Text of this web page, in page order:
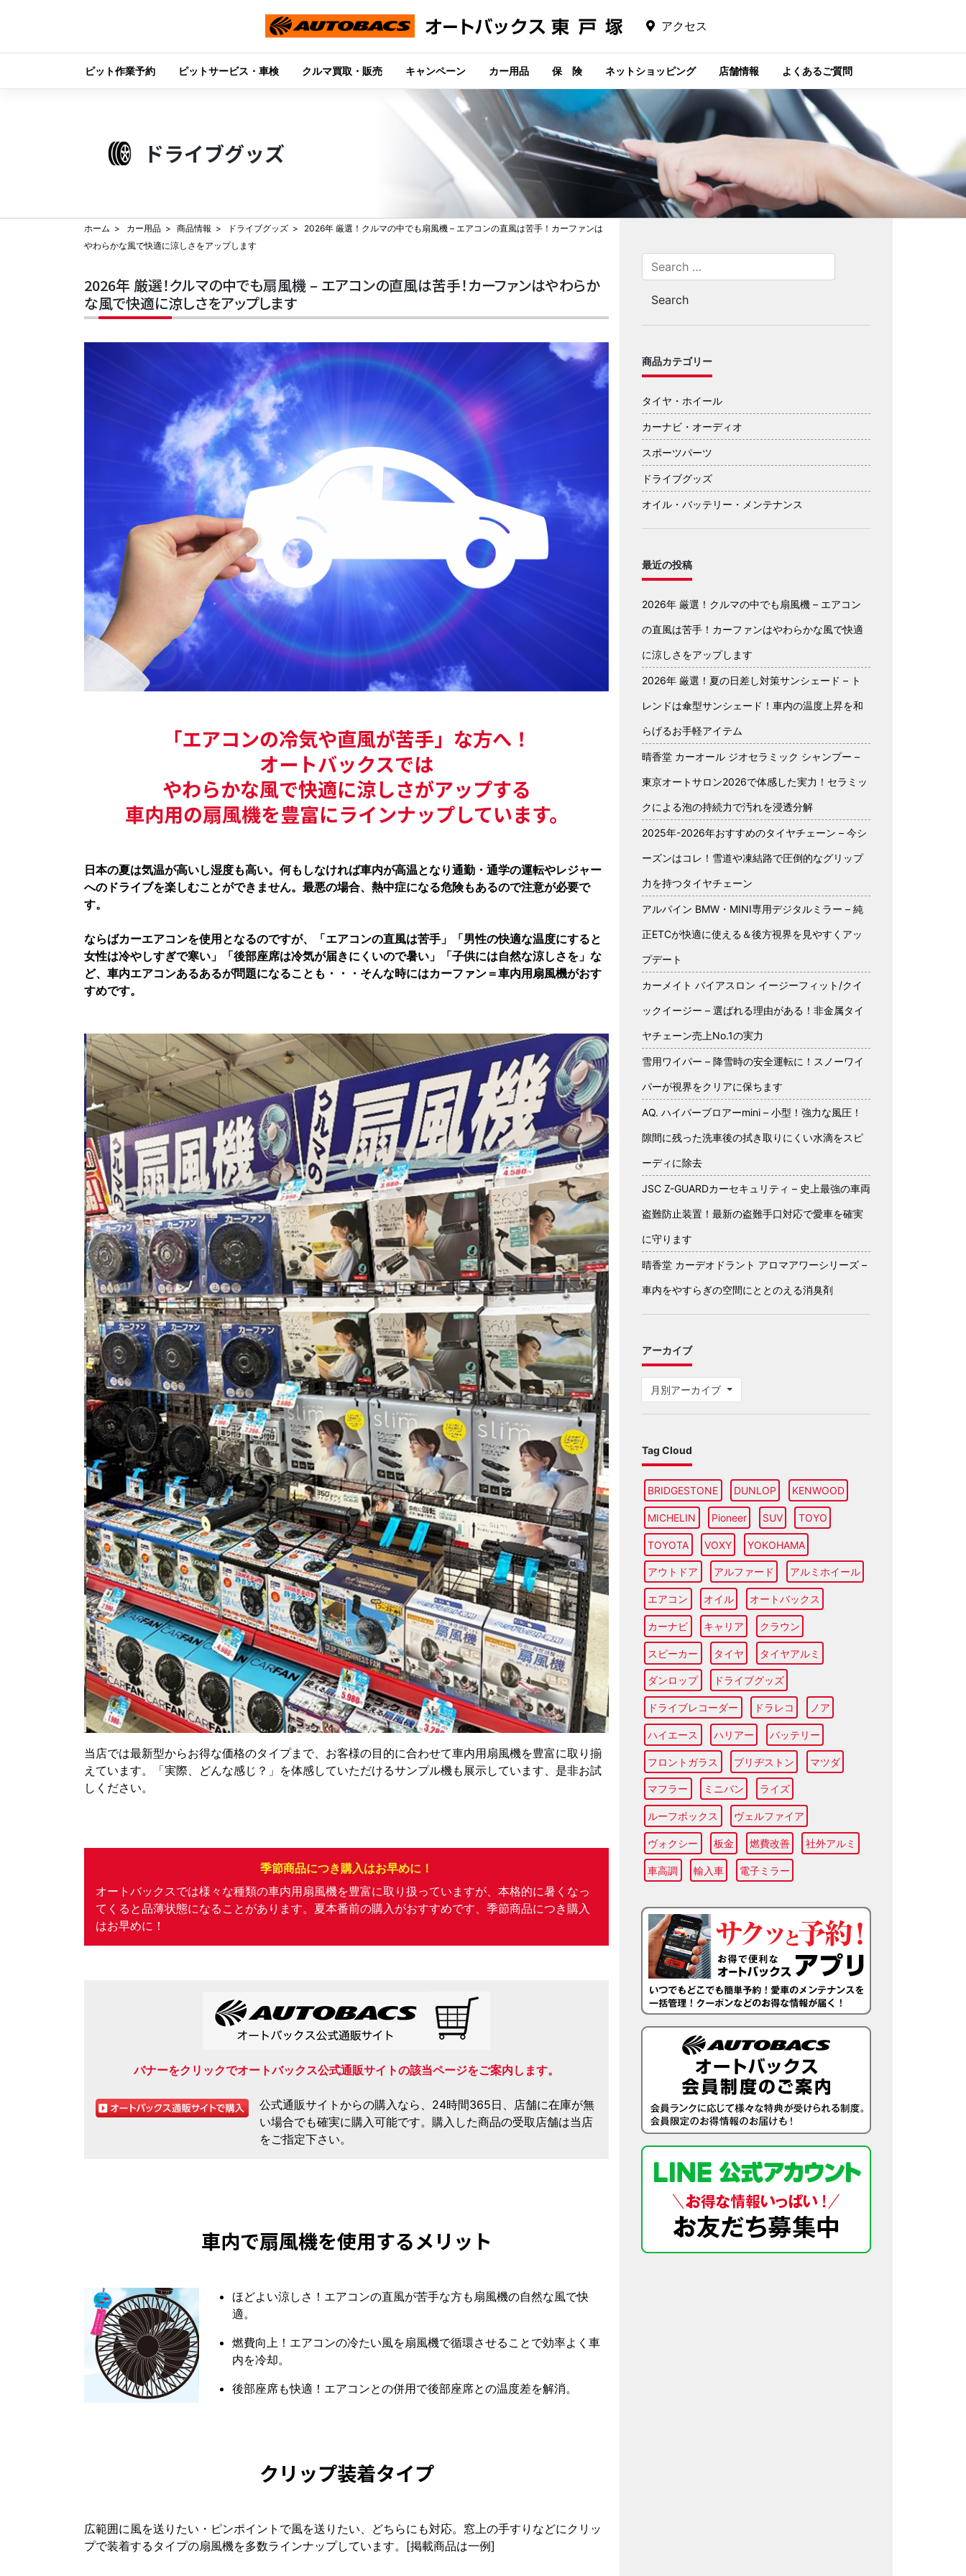
アクセス
ピット作業予約 ピットサービス・車検 クルマ買取・販売 キャンペーン カー用品 保 険 ネットショッピング 店舗情報 よくあるご質問
ドライブグッズ
ホーム カー用品 商品情報 ドライブグッズ
2026年 厳選！クルマの中でも扇風機 – エアコンの直風は苦手！カーファンは
やわらかな風で快適に涼しさをアップします
2026年 厳選！クルマの中でも扇風機 – エアコンの直風は苦手！カーファンはやわらか
な風で快適に涼しさをアップします
「エアコンの冷気や直風が苦手」な方へ！
オートバックスでは
やわらかな風で快適に涼しさがアップする
車内用の扇風機を豊富にラインナップしています。
日本の夏は気温が高いし湿度も高い。何もしなければ車内が高温となり通勤・通学の運転やレジャー
へのドライブを楽しむことができません。最悪の場合、熱中症になる危険もあるので注意が必要で
す。
ならばカーエアコンを使用となるのですが、「エアコンの直風は苦手」「男性の快適な温度にすると
女性は冷やしすぎで寒い」「後部座席は冷気が届きにくいので暑い」「子供には自然な涼しさを」な
ど、車内エアコンあるあるが問題になることも・・・そんな時にはカーファン＝車内用扇風機がおす
すめです。
当店では最新型からお得な価格のタイプまで、お客様の目的に合わせて車内用扇風機を豊富に取り揃
えています。「実際、どんな感じ？」を体感していただけるサンプル機も展示しています、是非お試
しください。
季節商品につき購入はお早めに！
オートバックスでは様々な種類の車内用扇風機を豊富に取り扱っていますが、本格的に暑くなっ
てくると品薄状態になることがあります。夏本番前の購入がおすすめです、季節商品につき購入
はお早めに！
バナーをクリックでオートバックス公式通販サイトの該当ページをご案内します。
公式通販サイトからの購入なら、24時間365日、店舗に在庫が無
い場合でも確実に購入可能です。購入した商品の受取店舗は当店
をご指定下さい。
車内で扇風機を使用するメリット
ほどよい涼しさ！エアコンの直風が苦手な方も扇風機の自然な風で快
適。
燃費向上！エアコンの冷たい風を扇風機で循環させることで効率よく車
内を冷却。
後部座席も快適！エアコンとの併用で後部座席との温度差を解消。
クリップ装着タイプ
広範囲に風を送りたい・ピンポイントで風を送りたい、どちらにも対応。窓上の手すりなどにクリッ
プで装着するタイプの扇風機を多数ラインナップしています。[掲載商品は一例]
商品カテゴリー
タイヤ・ホイール
カーナビ・オーディオ
スポーツパーツ
ドライブグッズ
オイル・バッテリー・メンテナンス
最近の投稿
2026年 厳選！クルマの中でも扇風機 – エアコン
の直風は苦手！カーファンはやわらかな風で快適
に涼しさをアップします
2026年 厳選！夏の日差し対策サンシェード – ト
レンドは傘型サンシェード！車内の温度上昇を和
らげるお手軽アイテム
晴香堂 カーオール ジオセラミック シャンプー –
東京オートサロン2026で体感した実力！セラミッ
クによる泡の持続力で汚れを浸透分解
2025年-2026年おすすめのタイヤチェーン – 今シ
ーズンはコレ！雪道や凍結路で圧倒的なグリップ
力を持つタイヤチェーン
アルパイン BMW・MINI専用デジタルミラー – 純
正ETCが快適に使える＆後方視界を見やすくアッ
プデート
カーメイト バイアスロン イージーフィット/クイ
ックイージー – 選ばれる理由がある！非金属タイ
ヤチェーン売上No.1の実力
雪用ワイパー – 降雪時の安全運転に！スノーワイ
パーが視界をクリアに保ちます
AQ. ハイパーブロアーmini – 小型！強力な風圧！
隙間に残った洗車後の拭き取りにくい水滴をスピ
ーディに除去
JSC Z-GUARDカーセキュリティ – 史上最強の車両
盗難防止装置！最新の盗難手口対応で愛車を確実
に守ります
晴香堂 カーデオドラント アロマアワーシリーズ –
車内をやすらぎの空間にととのえる消臭剤
アーカイブ
月別アーカイブ
Tag Cloud
BRIDGESTONE DUNLOP KENWOOD
MICHELIN Pioneer SUV TOYO
TOYOTA VOXY YOKOHAMA
アウトドア アルファード アルミホイール
エアコン オイル オートバックス
カーナビ キャリア クラウン
スピーカー タイヤ タイヤアルミ
ダンロップ ドライブグッズ
ドライブレコーダー ドラレコ ノア
ハイエース ハリアー バッテリー
フロントガラス ブリヂストン マツダ
マフラー ミニバン ライズ
ルーフボックス ヴェルファイア
ヴォクシー 板金 燃費改善 社外アルミ
車高調 輸入車 電子ミラー